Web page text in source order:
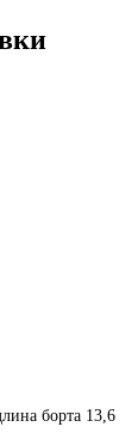
борта 13,6